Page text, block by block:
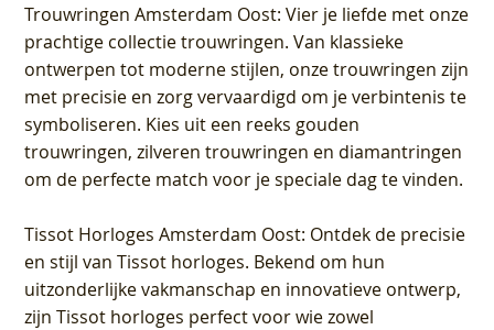
Trouwringen Amsterdam Oost: Vier je liefde met onze
prachtige collectie trouwringen. Van klassieke
ontwerpen tot moderne stijlen, onze trouwringen zijn
met precisie en zorg vervaardigd om je verbintenis te
symboliseren. Kies uit een reeks gouden
trouwringen, zilveren trouwringen en diamantringen
om de perfecte match voor je speciale dag te vinden.
Tissot Horloges Amsterdam Oost: Ontdek de precisie
en stijl van Tissot horloges. Bekend om hun
uitzonderlijke vakmanschap en innovatieve ontwerp,
zijn Tissot horloges perfect voor wie zowel